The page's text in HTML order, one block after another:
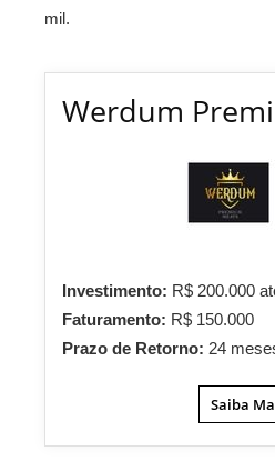
mil.
Werdum
Investimento: R$ 200.000
Faturamento: R$ 150.000
Prazo de Retorno: 24
Saiba